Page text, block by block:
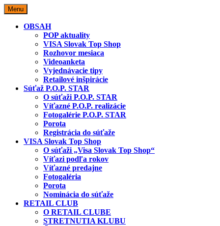
Skip
to
content
Menu
OBSAH
POP aktuality
VISA Slovak Top Shop
Rozhovor mesiaca
Videoanketa
Vyjednávacie tipy
Retailové inšpirácie
Súťaž P.O.P. STAR
O súťaži P.O.P. STAR
Víťazné P.O.P. realizácie
Fotogalérie P.O.P. STAR
Porota
Registrácia do súťaže
VISA Slovak Top Shop
O súťaži „Visa Slovak Top Shop“
Víťazi podľa rokov
Víťazné predajne
Fotogaléria
Porota
Nominácia do súťaže
RETAIL CLUB
O RETAIL CLUBE
STRETNUTIA KLUBU